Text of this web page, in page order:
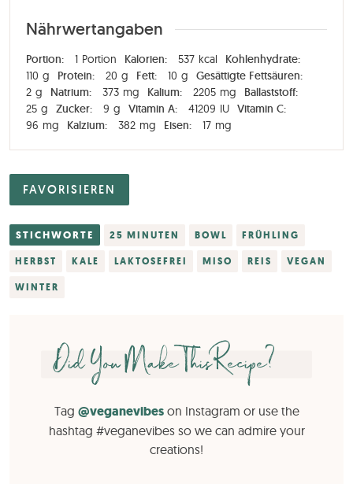
Nährwertangaben
Portion: 1 Portion Kalorien: 537 kcal
Kohlenhydrate:
110 g Protein: 20 g Fett: 10 g
Gesättigte Fettsäuren:
2 g Natrium: 373 mg Kalium: 2205 mg
Ballaststoff:
25 g Zucker: 9 g Vitamin A: 41209 IU Vitamin C:
96 mg Kalzium: 382 mg Eisen: 17 mg
FAVORISIEREN
STICHWORTE 25 MINUTEN BOWL FRÜHLING
HERBST KALE LAKTOSEFREI MISO REIS VEGAN
WINTER
Did You Make This Recipe?
Tag @veganevibeson Instagram or use the
hashtag #veganevibes so we can admire your
creations!